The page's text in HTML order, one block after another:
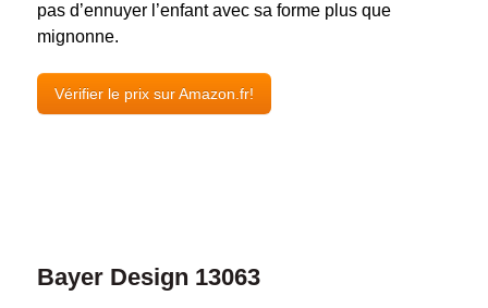
pas d’ennuyer l’enfant avec sa forme plus que
mignonne.
Vérifier le prix sur Amazon.fr!
Bayer Design 13063